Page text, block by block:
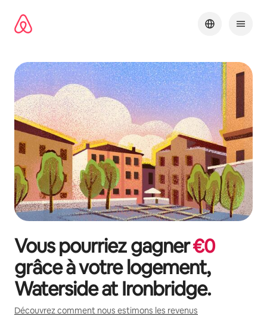
directement
Vous pourriez gagner€0
grâce à votre logement,
Waterside at Ironbridge.
Découvrez comment nous estimons les revenus